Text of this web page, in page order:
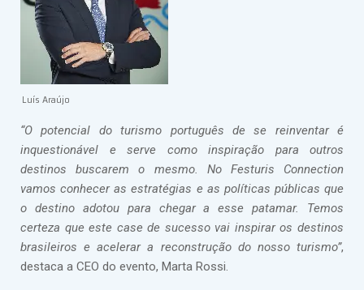
Luís Araújo
“O potencial do turismo português de se reinventar é
inquestionável e serve como inspiração para outros
destinos buscarem o mesmo. No Festuris Connection
vamos conhecer as estratégias e as políticas públicas que
o destino adotou para chegar a esse patamar. Temos
certeza que este case de sucesso vai inspirar os destinos
brasileiros e acelerar a reconstrução do nosso turismo”,
destaca a CEO do evento, Marta Rossi.